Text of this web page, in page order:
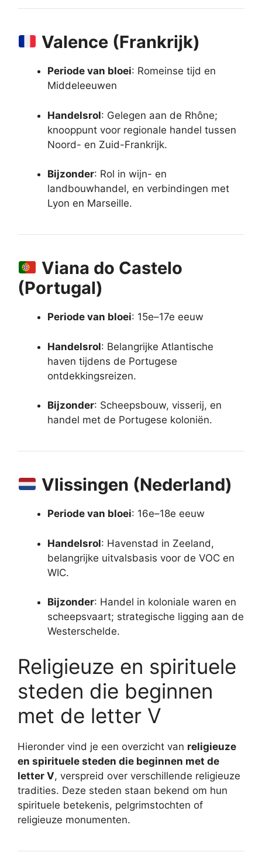
Valence (Frankrijk)
Periode van bloei: Romeinse tijd en
Middeleeuwen
Handelsrol: Gelegen aan de Rhône;
knooppunt voor regionale handel tussen
Noord- en Zuid-Frankrijk.
Bijzonder: Rol in wijn- en
landbouwhandel, en verbindingen met
Lyon en Marseille.
Viana do Castelo
(Portugal)
Periode van bloei: 15e–17e eeuw
Handelsrol: Belangrijke Atlantische
haven tijdens de Portugese
ontdekkingsreizen.
Bijzonder: Scheepsbouw, visserij, en
handel met de Portugese koloniën.
Vlissingen (Nederland)
Periode van bloei: 16e–18e eeuw
Handelsrol: Havenstad in Zeeland,
belangrijke uitvalsbasis voor de VOC en
WIC.
Bijzonder: Handel in koloniale waren en
scheepsvaart; strategische ligging aan de
Westerschelde.
Religieuze en spirituele
steden die beginnen
met de letter V
Hieronder vind je een overzicht van religieuze
en spirituele steden die beginnen met de
letter V, verspreid over verschillende religieuze
tradities. Deze steden staan bekend om hun
spirituele betekenis, pelgrimstochten of
religieuze monumenten.